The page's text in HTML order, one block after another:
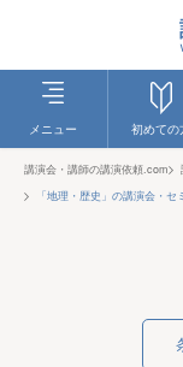
メニュー 初めての
講演会・講師の講演依頼.com
「地理・歴史」の講演会・セ